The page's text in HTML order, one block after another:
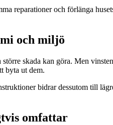
reparationer och förlänga
och miljö
skada kan göra. Men
byta ut dem.
bidrar dessutom till
omfattar